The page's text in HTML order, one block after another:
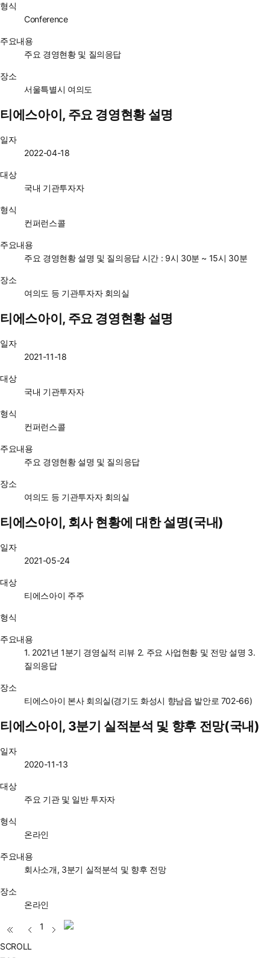
형식
Conference
주요내용
주요 경영현황 및 질의응답
장소
서울특별시 여의도
티에스아이, 주요 경영현황 설명
일자
2022-04-18
대상
국내 기관투자자
형식
컨퍼런스콜
주요내용
주요 경영현황 설명 및 질의응답 시간 : 9시 30분 ~ 15시 30분
장소
여의도 등 기관투자자 회의실
티에스아이, 주요 경영현황 설명
일자
2021-11-18
대상
국내 기관투자자
형식
컨퍼런스콜
주요내용
주요 경영현황 설명 및 질의응답
장소
여의도 등 기관투자자 회의실
티에스아이, 회사 현황에 대한 설명(국내)
일자
2021-05-24
대상
티에스아이 주주
형식
주요내용
1. 2021년 1분기 경영실적 리뷰 2. 주요 사업현황 및 전망 설명 3.
질의응답
장소
티에스아이 본사 회의실(경기도 화성시 향남읍 발안로 702-66)
티에스아이, 3분기 실적분석 및 향후 전망(국내)
일자
2020-11-13
대상
주요 기관 및 일반 투자자
형식
온라인
주요내용
회사소개, 3분기 실적분석 및 향후 전망
장소
온라인
1
SCROLL